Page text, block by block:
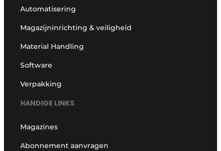
Automatisering
Magazijninrichting & veiligheid
Material Handling
Software
Verpakking
HANDIGE LINKS
Magazines
Abonnement aanvragen